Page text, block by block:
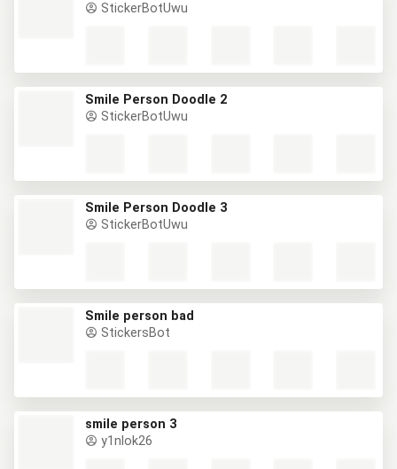
StickerBotUwu
Smile Person Doodle 2
StickerBotUwu
Smile Person Doodle 3
StickerBotUwu
Smile person bad
StickersBot
smile person 3
y1nlok26